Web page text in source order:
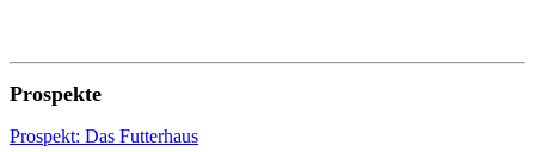
Prospekte
Prospekt: Das Futterhaus